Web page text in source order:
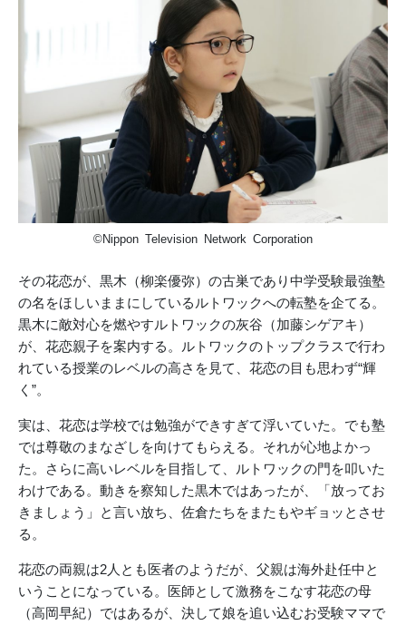
©Nippon Television Network Corporation
その花恋が、黒木（柳楽優弥）の古巣であり中学受験最強塾
の名をほしいままにしているルトワックへの転塾を企てる。
黒木に敵対心を燃やすルトワックの灰谷（加藤シゲアキ）
が、花恋親子を案内する。ルトワックのトップクラスで行わ
れている授業のレベルの高さを見て、花恋の目も思わず“輝
く”。
実は、花恋は学校では勉強ができすぎて浮いていた。でも塾
では尊敬のまなざしを向けてもらえる。それが心地よかっ
た。さらに高いレベルを目指して、ルトワックの門を叩いた
わけである。動きを察知した黒木ではあったが、「放ってお
きましょう」と言い放ち、佐倉たちをまたもやギョッとさせ
る。
花恋の両親は2人とも医者のようだが、父親は海外赴任中と
いうことになっている。医師として激務をこなす花恋の母
（高岡早紀）ではあるが、決して娘を追い込むお受験ママで